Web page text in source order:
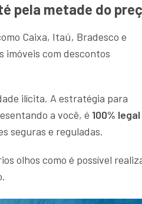
pela metade do
Caixa, Itaú, Bradesco e
imóveis com descontos
ilícita. A estratégia para
a você, é 100% legal
seguras e reguladas.
olhos como é possível